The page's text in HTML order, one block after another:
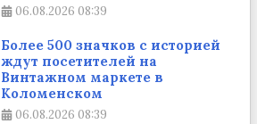
06.08.2026 08:39
Более 500 значков с историей
ждут посетителей на
Винтажном маркете в
Коломенском
06.08.2026 08:39